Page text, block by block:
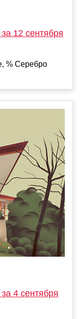
12 сентября
% Серебро
4 сентября